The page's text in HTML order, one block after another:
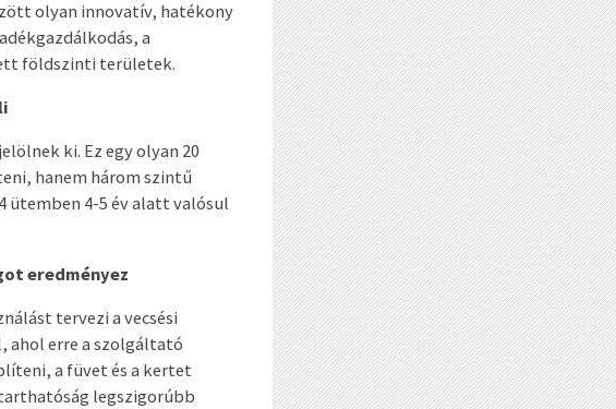
olyan innovatív, hatékony
a
földszinti területek.
ki. Ez egy olyan 20
hanem három szintű
ütemben 4-5 év alatt valósul
eredményez
tervezi a vecsési
ahol erre a szolgáltató
a füvet és a kertet
legszigorúbb